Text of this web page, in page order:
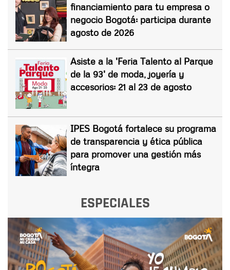
financiamiento para tu empresa o
negocio Bogotá: participa durante
agosto de 2026
Asiste a la 'Feria Talento al Parque
de la 93' de moda, joyería y
accesorios: 21 al 23 de agosto
IPES Bogotá fortalece su programa
de transparencia y ética pública
para promover una gestión más
íntegra
ESPECIALES